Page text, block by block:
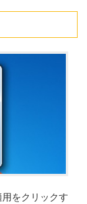
をクリックす